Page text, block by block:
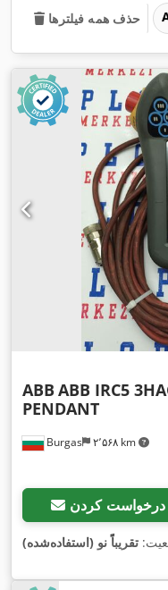
حذف همه فیلترها
Burgas ۲٬۵۶۸ km
ABB ABB IRC5
PENDANT
درخواست کردن
تقریباً نو (استفاده‌شده)